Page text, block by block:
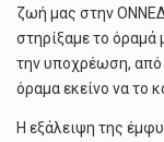
ζωή μας στην
στηρίξαμε το όραμά
την υποχρέωση, από
όραμα εκείνο να το
Η εξάλειψη της